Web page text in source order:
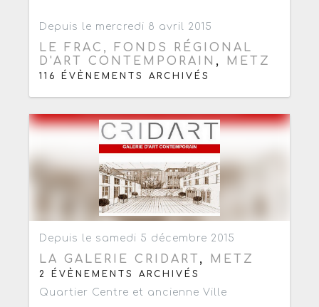
Depuis le mercredi 8 avril 2015
LE FRAC, FONDS RÉGIONAL
D'ART CONTEMPORAIN , METZ
116 ÉVÈNEMENTS ARCHIVÉS
Depuis le samedi 5 décembre 2015
LA GALERIE CRIDART , METZ
2 ÉVÈNEMENTS ARCHIVÉS
Quartier Centre et ancienne Ville